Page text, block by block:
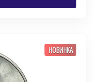
НОВИНКА